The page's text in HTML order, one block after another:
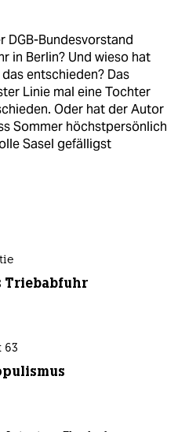
DGB-Bundesvorstand
in Berlin? Und wieso hat
entschieden? Das
Linie mal eine Tochter
Oder hat der Autor
Sommer höchstpersönlich
Sasel gefälligst
Triebabfuhr
63